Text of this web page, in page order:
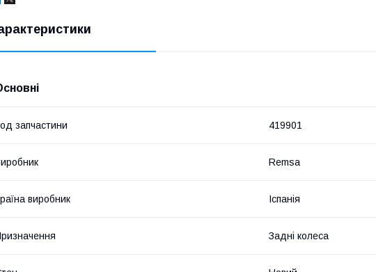
запчастини 419901
Remsa
виробник Іспанія
Задні колеса